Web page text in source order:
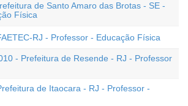
de Santo Amaro das Brotas - SE -
Física
RJ - Professor - Educação Física
- Prefeitura de Resende - RJ - Professor
de Itaocara - RJ - Professor -